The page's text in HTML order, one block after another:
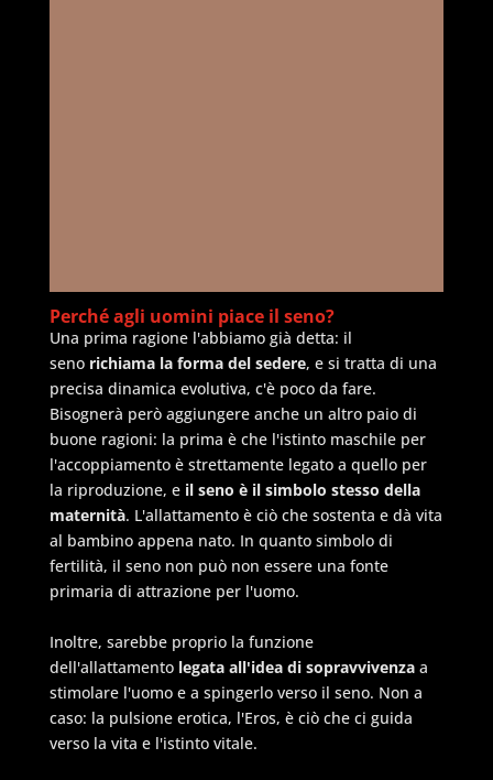
Perché agli uomini piace il seno?
Una prima ragione l'abbiamo già detta: il
seno richiama la forma del sedere, e si tratta di una
precisa dinamica evolutiva, c'è poco da fare.
Bisognerà però aggiungere anche un altro paio di
buone ragioni: la prima è che l'istinto maschile per
l'accoppiamento è strettamente legato a quello per
la riproduzione, e il seno è il simbolo stesso della
maternità. L'allattamento è ciò che sostenta e dà vita
al bambino appena nato. In quanto simbolo di
fertilità, il seno non può non essere una fonte
primaria di attrazione per l'uomo.
Inoltre, sarebbe proprio la funzione
dell'allattamentolegata all'idea di sopravvivenzaa
stimolare l'uomo e a spingerlo verso il seno. Non a
caso: la pulsione erotica, l'Eros, è ciò che ci guida
verso la vita e l'istinto vitale.